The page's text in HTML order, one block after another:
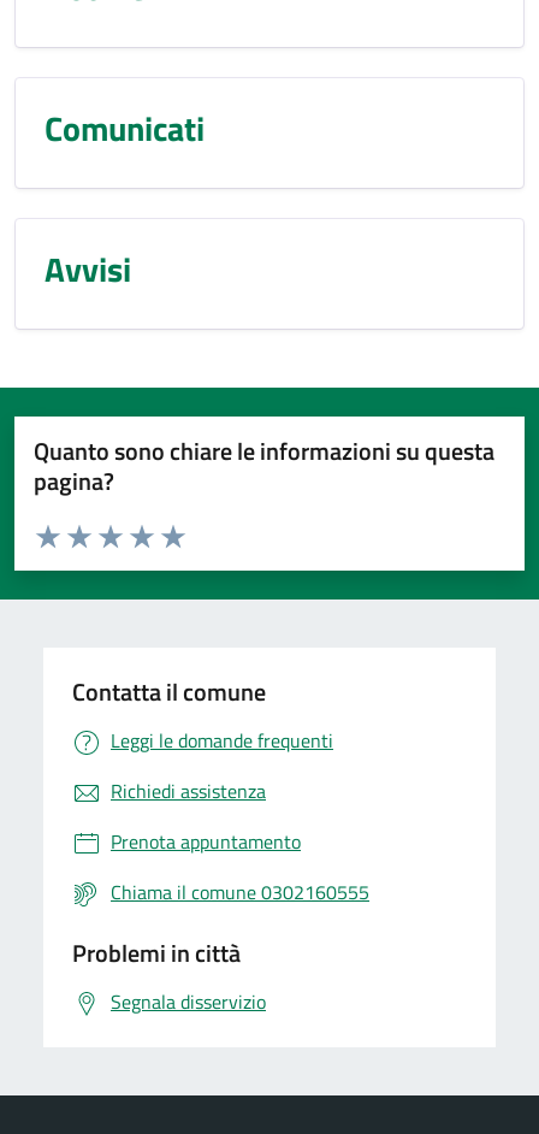
Comunicati
Avvisi
Quanto sono chiare le informazioni su questa
pagina?
Valuta da 1 a 5 stelle la pagina
Valuta 5 stelle su 5
Valuta 4 stelle su 5
Valuta 3 stelle su 5
Valuta 2 stelle su 5
Valuta 1 stelle su 5
Contatta il comune
Leggi le domande frequenti
Richiedi assistenza
Prenota appuntamento
Chiama il comune 0302160555
Problemi in città
Segnala disservizio